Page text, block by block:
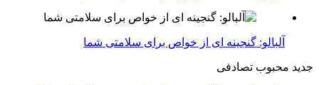
آلبالو: گنجینه ای از خواص برای سلامتی شما
جدید محبوب تصادفی